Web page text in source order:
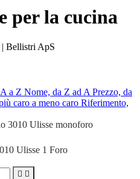
per la cucina
a Z Nome, da Z ad A Prezzo, da
caro a meno caro Riferimento,
Ulisse 1 Foro
 